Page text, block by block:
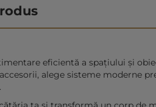
eficientă a spațiului și
alege sisteme moderne